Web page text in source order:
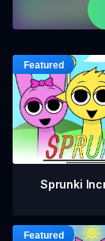
Sprunki